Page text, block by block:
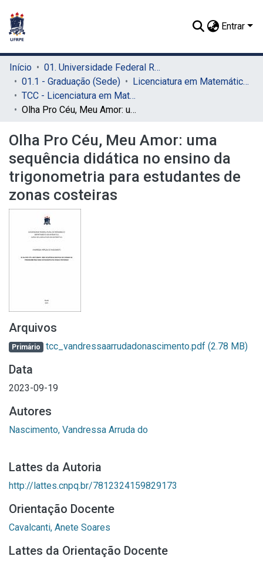
Entrar
Início
01. Universidade Federal Rural de Pernambuco - UFRPE (Sede)
01.1 - Graduação (Sede)
Licenciatura em Matemática (Sede)
TCC - Licenciatura em Matemática (Sede)
Olha Pro Céu, Meu Amor: uma sequência didática no ensino da trigonometria para estudantes de zonas costeiras
Olha Pro Céu, Meu Amor: uma
sequência didática no ensino da
trigonometria para estudantes de
zonas costeiras
Arquivos
Primário tcc_vandressaarrudadonascimento.pdf (2.78 MB)
Data
2023-09-19
Autores
Nascimento, Vandressa Arruda do
Lattes da Autoria
http://lattes.cnpq.br/7812324159829173
Orientação Docente
Cavalcanti, Anete Soares
Lattes da Orientação Docente